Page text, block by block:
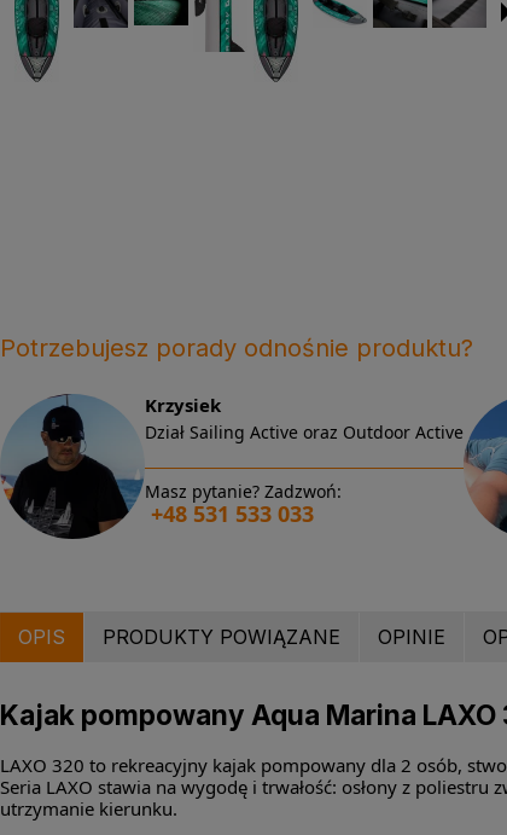
Potrzebujesz porady odnośnie produktu?
Krzysiek
Dział Sailing Active oraz Outdoor Active
Masz pytanie? Zadzwoń:
+48 531 533 033
OPIS PRODUKTY POWIĄZANE OPINIE
Kajak pompowany Aqua Marina
LAXO 320 to rekreacyjny kajak pompowany dla 2 osób,
Seria LAXO stawia na wygodę i trwałość: osłony z poliestru
utrzymanie kierunku.